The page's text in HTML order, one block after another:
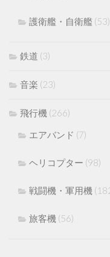
護衛艦・自衛艦 (53)
鉄道 (3)
音楽 (23)
飛行機 (266)
エアバンド (7)
ヘリコプター (98)
戦闘機・軍用機
旅客機 (56)